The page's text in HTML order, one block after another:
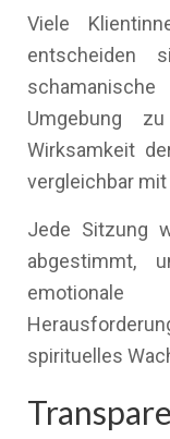
Viele
entscheiden
Umgebung
Wirksamkeit
vergleichbar
Jede Sitzung
abgestimmt,
spirituelles